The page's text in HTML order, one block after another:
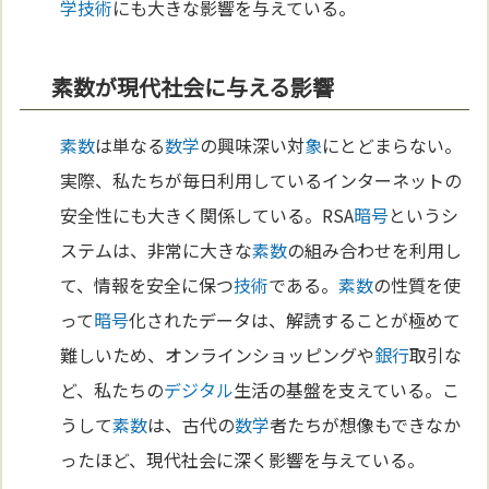
学技術にも大きな影響を与えている。
素数が現代社会に与える影響
素数は単なる数学の興味深い対象にとどまらない。
実際、私たちが毎日利用しているインターネットの
安全性にも大きく関係している。RSA暗号というシ
ステムは、非常に大きな素数の組み合わせを利用し
て、情報を安全に保つ技術である。素数の性質を使
って暗号化されたデータは、解読することが極めて
難しいため、オンラインショッピングや銀行取引な
ど、私たちのデジタル生活の基盤を支えている。こ
うして素数は、古代の数学者たちが想像もできなか
ったほど、現代社会に深く影響を与えている。